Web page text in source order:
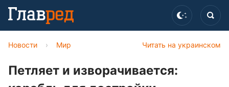
Читать на украинском
Новости › Мир
Петляет и изворачивается: